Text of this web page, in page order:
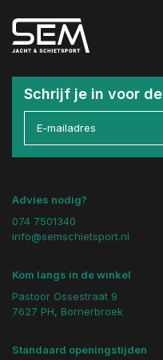
Schrijf je in voor
Advies nodig?
074 7501340
info@semschietsport.nl
Kom langs in de winkel
Pastoor Ossestraat 9
7627 PH, Bornerbroek
Standaard openingstijden